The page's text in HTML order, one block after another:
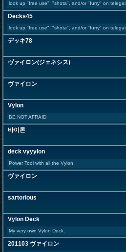
look up "free use", "shota", and/or "furry" on telegai
Decks45
look up "free use", "shota", and/or "furry" on telegai
デッキ78
ヴァイロン(ジェネシス)
ヴァイロン
Vylon
BE NOT AFRAID
바이론
deck vyyylon
Power Tool with all the Vylon
ヴァイロン
sartorious
Vylon Deck
My very own Vylon Deck.
201103 ヴァイロン